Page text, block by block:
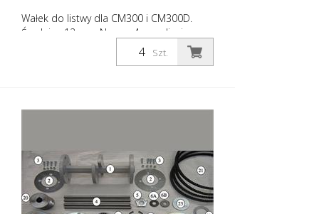
Wałek do listwy dla CM300 i CM300D.
Średnica 12 mm Numer 4 na zdjęciu
Szt.